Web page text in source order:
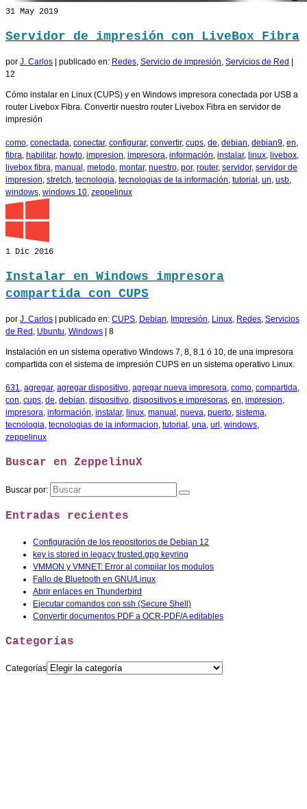
31 May 2019
Servidor de impresión con LiveBox Fibra
por J. Carlos publicado en: Redes, Servicio de impresión, Servicios de Red
12
Cómo instalar en Linux (CUPS) y en Windows impresora conectada por USB a
router Livebox Fibra. Convertir nuestro router Livebox Fibra en servidor de
impresión
como, conectada, conectar, configurar, convertir, cups, de, debian, debian9, en,
fibra, habilitar, howto, impresion, impresora, información, instalar, linux, livebox,
livebox fibra, manual , metodo, montar, nuestro, por, router, servidor, servidor de
impresion, stretch, tecnologia, tecnologias de la información, tutorial , un, usb,
windows, windows 10, zeppelinux
1 Dic 2016
Instalar en Windows impresora
compartida con CUPS
por J. Carlos | publicado en: CUPS Debian Impresión Linux Redes Servicios
de Red Ubuntu Windows | 8
Instalación en un sistema operativo Windows 7, 8, 8.1 ó 10, de una impresora
compartida con el sistema de impresión CUPS en un sistema operativo Linux.
631 agregar, agregar dispositivo agregar nueva impresora como compartida
con cups de debian dispositivo dispositivos e impresoras en impresion
impresora información instalar, linux manual nueva puerto sistema
tecnologia tecnologias de la informacion tutorial una url windows
zeppelinux
Buscar en ZeppelinuX
Buscar por:
Entradas recientes
Configuración de los repositorios de Debian 12
key is stored in legacy trusted.gpg keyring
VMMON y VMNET: Error al compilar los modulos
Fallo de Bluetooth en GNU/Linux
Abrir enlaces en Thunderbird
Ejecutar comandos con ssh (Secure Shell)
Convertir documentos PDF a OCR-PDF/A editables
Categorías
Categorías